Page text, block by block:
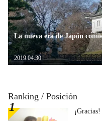
La nueva era de Japón
2019.04.30
Ranking / Posición